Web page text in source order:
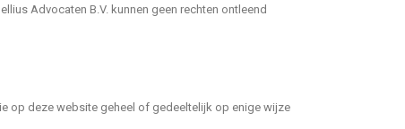
Advocaten B.V. kunnen geen rechten ontleend
op deze website geheel of gedeeltelijk op enige wijze